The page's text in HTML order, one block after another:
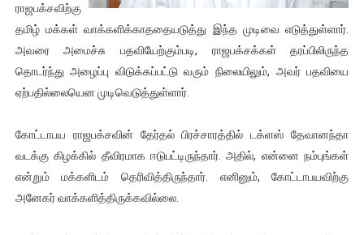
ஐ.நா முன்றலில் சீரற்ற காலநிலையிலும் தமிழின அழிப்பிற்கு
இளையராஜா – கமல் அவசர சந்திப்பு (படங்கள், விடியோ)
ஜனாதிபதி ஐக்கிய நாடுகளின் பொதுச் சபை கூட்டத்தில் இன்று
32 CM விநோத கன்றுக்குட்டி! (வீடியோ)
வலிமை தான் அஜித் திரைப்பயணத்திலே அதிக காலெக்ஷன் செய்த
அல்வா கொடுக்கின்றது இலங்கை!
ராஜபக்சவிற்கு
தமிழ் மக்கள் வாக்களிக்காததையடுத்து இந்த முடிவை எடுத்துள்ளார்.
அவரை அமைச்சு பதவியேற்கும்படி, ராஜபக்சக்கள் தரப்பிலிருந்த
தொடர்ந்து அழைப்பு விடுக்கப்பட்டு வரும் நிலையிலும், அவர் பதவியை
ஏற்பதில்லையென முடிவெடுத்துள்ளார்.
கோட்டாபய ராஜபக்சவின் தேர்தல் பிரச்சாரத்தில் டக்ளஸ் தேவானந்தா
வடக்கு கிழக்கில் தீவிரமாக ஈடுபட்டிருந்தார். அதில், என்னை நம்புங்கள்
என்றும் மக்களிடம் தெரிவித்திருந்தார். எனினும், கோட்டாபயவிற்கு
அனேகர் வாக்களித்திருக்கவில்லை.